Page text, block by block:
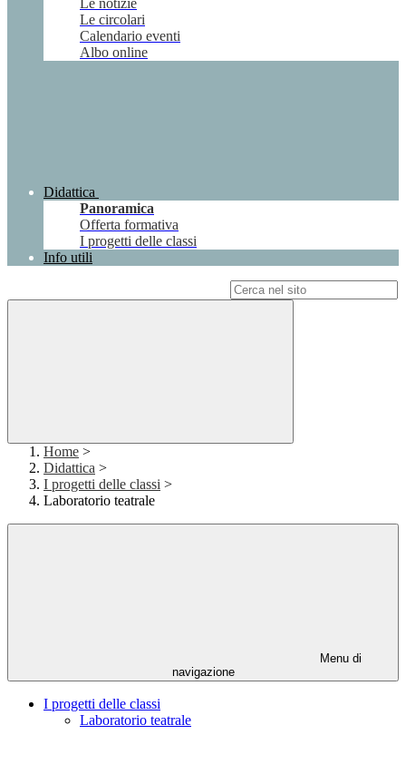
Le notizie
Le circolari
Calendario eventi
Albo online
Didattica
Panoramica
Offerta formativa
I progetti delle classi
Info utili
Home >
Didattica >
I progetti delle classi >
Laboratorio teatrale
Menu di
navigazione
I progetti delle classi
Laboratorio teatrale